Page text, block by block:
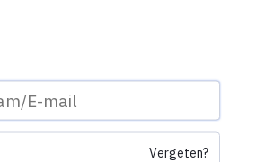
Vergeten?